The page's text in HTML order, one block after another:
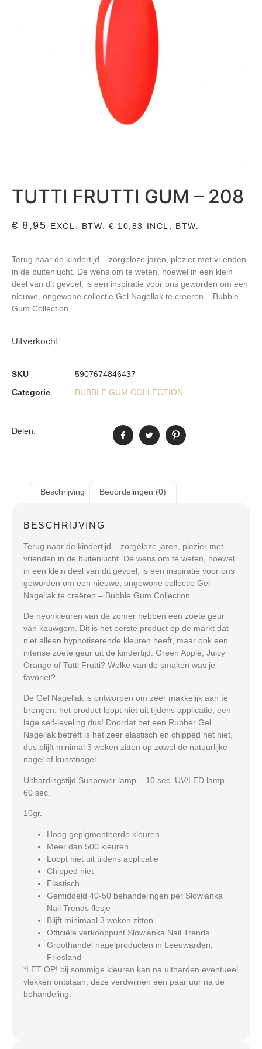
TUTTI FRUTTI GUM – 208
€ 8,95 EXCL. BTW. € 10,83 INCL, BTW.
Terug naar de kindertijd – zorgeloze jaren, plezier met vrienden
in de buitenlucht. De wens om te weten, hoewel in een klein
deel van dit gevoel, is een inspiratie voor ons geworden om een ​​
nieuwe, ongewone collectie Gel Nagellak te creëren – Bubble
Gum Collection.
Uitverkocht
SKU
5907674846437
Categorie
BUBBLE GUM COLLECTION
Delen:
Beschrijving Beoordelingen (0)
BESCHRIJVING
Terug naar de kindertijd – zorgeloze jaren, plezier met
vrienden in de buitenlucht. De wens om te weten, hoewel
in een klein deel van dit gevoel, is een inspiratie voor ons
geworden om een ​​nieuwe, ongewone collectie Gel
Nagellak te creëren – Bubble Gum Collection.
De neonkleuren van de zomer hebben een zoete geur
van kauwgom. Dit is het eerste product op de markt dat
niet alleen hypnotiserende kleuren heeft, maar ook een
intense zoete geur uit de kindertijd. Green Apple, Juicy
Orange of Tutti Frutti? Welke van de smaken was je
favoriet?
De Gel Nagellak is ontworpen om zeer makkelijk aan te
brengen, het product loopt niet uit tijdens applicatie, een
lage self-leveling dus! Doordat het een Rubber Gel
Nagellak betreft is het zeer elastisch en chipped het niet,
dus blijft minimal 3 weken zitten op zowel de natuurlijke
nagel of kunstnagel.
Uithardingstijd Sunpower lamp – 10 sec. UV/LED lamp –
60 sec.
10gr.
Hoog gepigmenteerde kleuren
Meer dan 500 kleuren
Loopt niet uit tijdens applicatie
Chipped niet
Elastisch
Gemiddeld 40-50 behandelingen per Slowianka
Nail Trends flesje
Blijft minimaal 3 weken zitten
Officiële verkooppunt Slowianka Nail Trends
Groothandel nagelproducten in Leeuwarden,
Friesland
*LET OP! bij sommige kleuren kan na uitharden eventueel
vlekken ontstaan, deze verdwijnen een paar uur na de
behandeling.